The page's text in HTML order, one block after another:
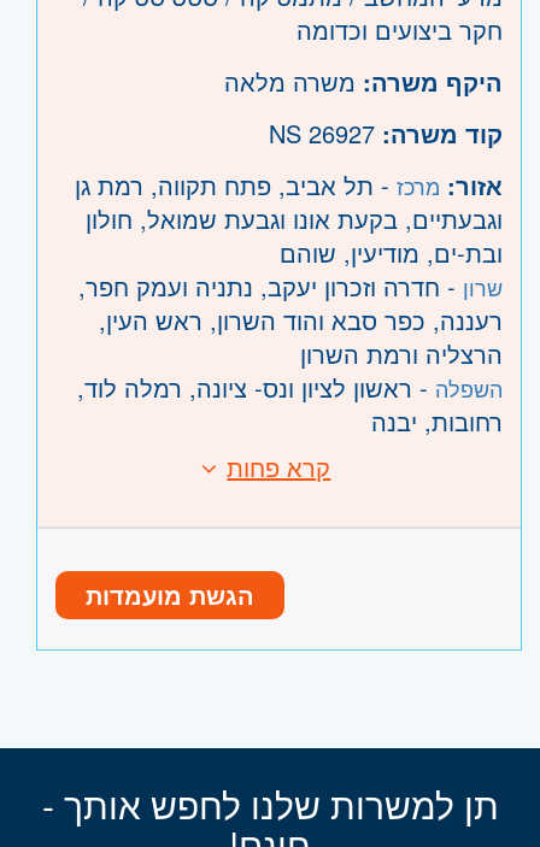
חקר ביצועים וכדומה
היקף משרה: משרה מלאה
קוד משרה:
אזור: מרכז - תל אביב, פתח תקווה, רמת גן
וגבעתיים, בקעת אונו וגבעת שמואל, חולון
ובת-ים, מודיעין, שוהם
שרון - חדרה וזכרון יעקב, נתניה ועמק חפר,
רעננה, כפר סבא והוד השרון, ראש העין,
הרצליה ורמת השרון
השפלה - ראשון לציון ונס- ציונה, רמלה לוד,
רחובות, יבנה
קרא פחות
הגשת מועמדות
תן למשרות שלנו לחפש אותך -